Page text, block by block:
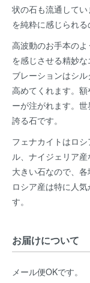
状の石も流通して
を純粋に感じられる
高波動のお手本の
を感じさせる精妙
ブレーションはシ
高めてくれます。
ーが注がれます。
誇る石です。
フェナカイトはロ
ル、ナイジェリア
大きい石なので、各
ロシア産は特に人
す。
お届けについて
メール便OKです。